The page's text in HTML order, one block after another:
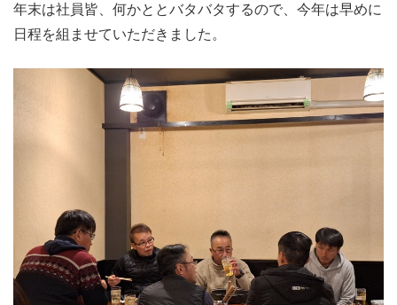
年末は社員皆、何かととバタバタするので、今年は早めに
日程を組ませていただきました。